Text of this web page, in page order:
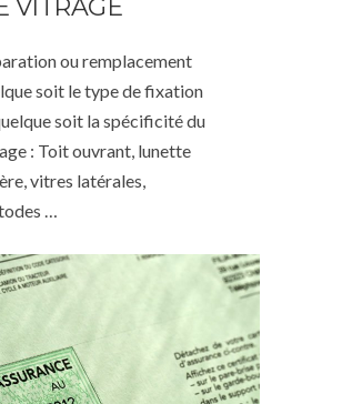
VITRAGE
ou remplacement
soit le type de fixation
soit la spécificité du
: Toit ouvrant, lunette
vitres latérales,
…